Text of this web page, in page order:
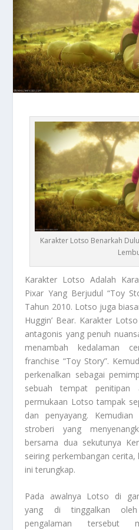
Karakter Lotso Benarkah
Karakter Lotso Adalah
Pixar Yang Berjudul “Toy
Tahun 2010. Lotso juga
Huggin’ Bear. Karakter
antagonis yang penuh
menambah kedalaman
franchise “Toy Story”.
perkenalkan sebagai
sebuah tempat
permukaan Lotso tampak
dan penyayang.
stroberi yang
bersama dua sekutunya
seiring perkembangan
ini terungkap.
Pada awalnya Lotso di
yang di tinggalkan oleh
pengalaman tersebut